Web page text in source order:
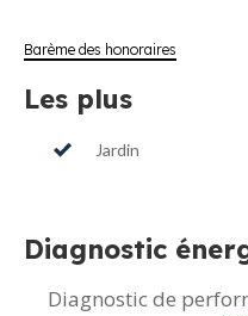
Barème des honoraires
Les plus
Jardin
Diagnostic
Diagnostic de